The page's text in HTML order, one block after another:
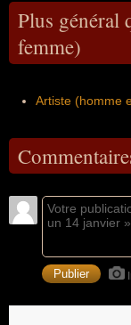
Plus général
femme)
Artiste (homme